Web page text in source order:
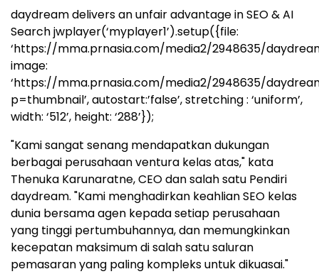
daydream delivers an unfair advantage in SEO & AI
Searchjwplayer(‘myplayer1’).setup({file:
‘https://mma.prnasia.com/media2/2948635/
image:
‘https://mma.prnasia.com/media2/2948635/
p=thumbnail’, autostart:’false’, stretching : ‘uniform’,
width: ‘512’, height: ‘288’});
"Kami sangat senang mendapatkan dukungan
berbagai perusahaan ventura kelas atas," kata
Thenuka Karunaratne, CEO dan salah satu Pendiri
daydream. "Kami menghadirkan keahlian SEO kelas
dunia bersama agen kepada setiap perusahaan
yang tinggi pertumbuhannya, dan memungkinkan
kecepatan maksimum di salah satu saluran
pemasaran yang paling kompleks untuk dikuasai."